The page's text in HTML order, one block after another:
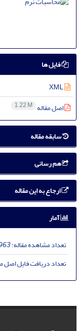
فایل ها
اصل مقاله 1.22 M
سابقه مقاله
هم رسانی
ارجاع به این مقاله
آمار
تعداد مشاهده مقاله:
تعداد دریافت فایل اصل